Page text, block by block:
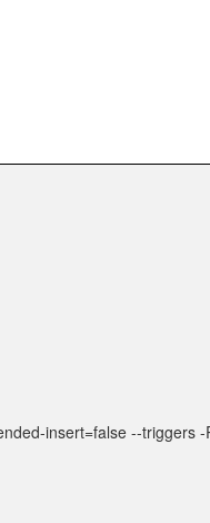
insert=false --triggers -